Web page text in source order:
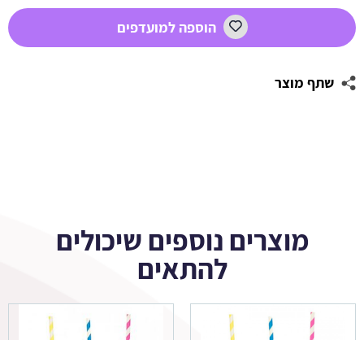
חד
הוספה למועדפים
שתף מוצר
מוצרים נוספים שיכולים
להתאים